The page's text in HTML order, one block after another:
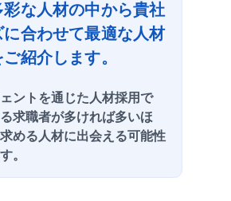
電話でのお問い合わせ
937-723
～12時、13時～18時(土日祝日を除く)
彩な人材の中から貴社
に合わせて最適な人材
ご紹介します。
ントを通じた人材採用で
求職者が多ければ多いほ
める人材に出会える可能性
。